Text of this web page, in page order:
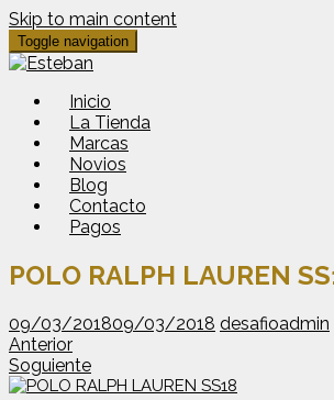
Skip to main content
Toggle navigation
Inicio
La Tienda
Marcas
Novios
Blog
Contacto
Pagos
POLO RALPH LAUREN
09/03/201809/03/2018 desafioadmin
Anterior
Soguiente